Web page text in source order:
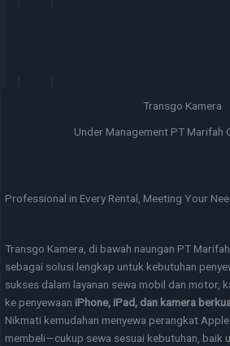
Transgo Kamera
Under Management PT Marifah
Professional in Every Rental, Meeting Your
Transgo Kamera, di bawah naungan PT
sebagai solusi lengkap untuk kebutuhan
sukses dalam layanan sewa mobil dan motor,
ke penyewaan iPhone, iPad, dan kamera
Nikmati kemudahan menyewa perangkat
membeli—cukup sewa sesuai kebutuhan, baik